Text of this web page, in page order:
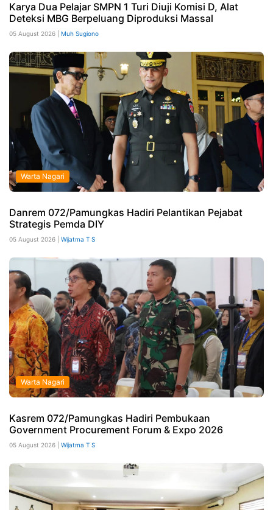
Karya Dua Pelajar SMPN 1 Turi Diuji Komisi D, Alat
Deteksi MBG Berpeluang Diproduksi Massal
05 August 2026 | Muh Sugiono
Warta Nagari
Danrem 072/Pamungkas Hadiri Pelantikan Pejabat
Strategis Pemda DIY
05 August 2026 | Wijatma T S
Warta Nagari
Kasrem 072/Pamungkas Hadiri Pembukaan
Government Procurement Forum & Expo 2026
05 August 2026 | Wijatma T S